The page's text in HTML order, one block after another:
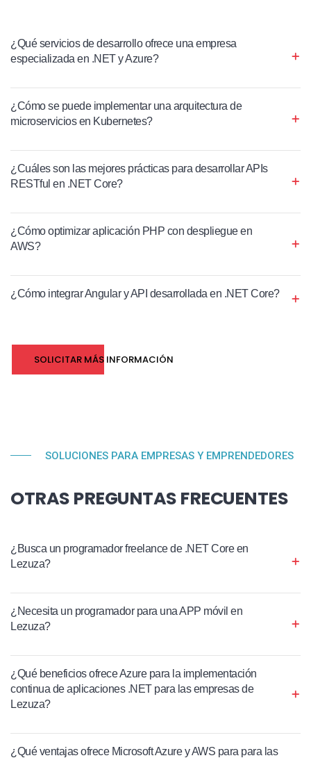
¿Qué servicios de desarrollo ofrece una empresa
especializada en .NET y Azure?
¿Cómo se puede implementar una arquitectura de
microservicios en Kubernetes?
¿Cuáles son las mejores prácticas para desarrollar APIs
RESTful en .NET Core?
¿Cómo optimizar aplicación PHP con despliegue en
AWS?
¿Cómo integrar Angular y API desarrollada en .NET Core?
SOLICITAR MÁS INFORMACIÓN
SOLUCIONES PARA EMPRESAS Y EMPRENDEDORES
OTRAS PREGUNTAS FRECUENTES
¿Busca un programador freelance de .NET Core en
Lezuza?
¿Necesita un programador para una APP móvil en
Lezuza?
¿Qué beneficios ofrece Azure para la implementación
continua de aplicaciones .NET para las empresas de
Lezuza?
¿Qué ventajas ofrece Microsoft Azure y AWS para para las